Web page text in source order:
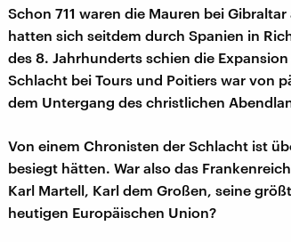
Schon 711 waren die Mauren bei
hatten sich seitdem durch Spanien in
des 8. Jahrhunderts schien die
Schlacht bei Tours und Poitiers war von
dem Untergang des christlichen
Von einem Chronisten der Schlacht ist
besiegt hätten. War also das
Karl Martell, Karl dem Großen, seine
heutigen Europäischen Union?